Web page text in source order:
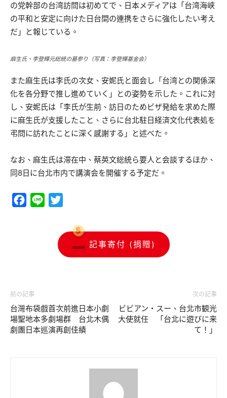
の党幹部の台湾訪問は初めてで、日本メディアは「台湾海峡
の平和と安定に向けた日台間の連携をさらに強化したい考え
だ」と報じている。
麻生氏、李登輝元総統の墓参り（写真：李登輝基金会）
また麻生氏は李氏の次女、安妮氏と面会し「台湾との関係深
化を各分野で推し進めていく」との姿勢を示した。これに対
し、安妮氏は「李氏が生前、訪日のためビザ発給を求めた際
に麻生氏が支援したこと、さらに台北駐日経済文化代表処を
弔問に訪れたことに深く感謝する」と述べた。
なお、麻生氏は滞在中、蔡英文総統ら要人と会談するほか、
同8日に台北市内で講演会を開催する予定だ。
Facebook
Line
記事寄付 (捐贈)
前の記事
台灣布袋戲首次前進日本小劇
場聖地本多劇場群 台北木偶
劇團日本巡演再創佳績
次の記事
ビビアン・スー、台北市観光
大使就任 「台北に遊びに来
て！」